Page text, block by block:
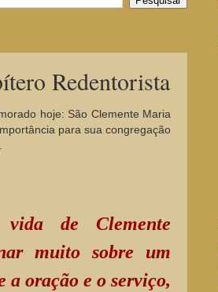
Redentorista
hoje: São Clemente Maria
para sua congregação
de Clemente
muito sobre um
a oração e o serviço,